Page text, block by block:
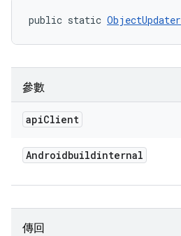
public static ObjectUpdater
參數
apiClient
Androidbuildinternal
傳回